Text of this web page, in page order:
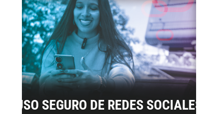
USO SEGURO DE REDES SOCIALES